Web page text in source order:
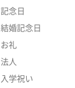
記念日
結婚記念日
お礼
法人
入学祝い